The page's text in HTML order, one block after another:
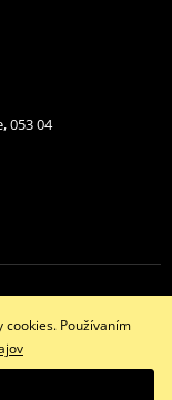
053 04
cookies. Používaním